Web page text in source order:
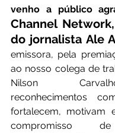
venho a público
Channel
do jornalista Ale
emissora, pela
ao nosso colega de
Nilson
reconhecimentos
fortalecem, motivam
compromisso